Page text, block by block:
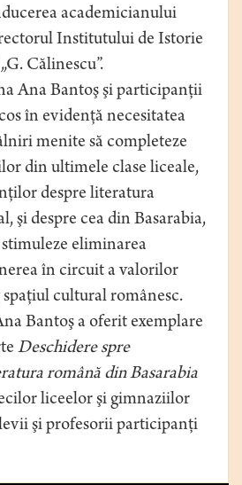
academicianului
Institutului de Istorie
Călinescu”.
Ana Bantoş şi participanţii
în evidenţă necesitatea
menite să completeze
din ultimele clase liceale,
despre literatura
şi despre cea din Basarabia,
eliminarea
în circuit a valorilor
cultural românesc.
Bantoş a oferit exemplare
Deschidere spre
română din Basarabia
liceelor şi gimnaziilor
şi profesorii participanţi